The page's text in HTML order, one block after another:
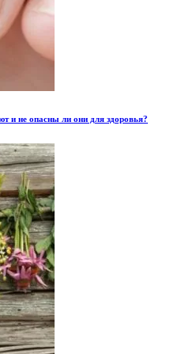
и не опасны ли они для здоровья?